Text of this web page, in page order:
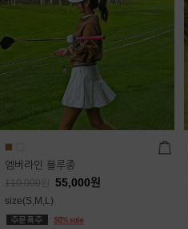
엠버라인 블루종
110,000 55,000원
size(S,M,L)